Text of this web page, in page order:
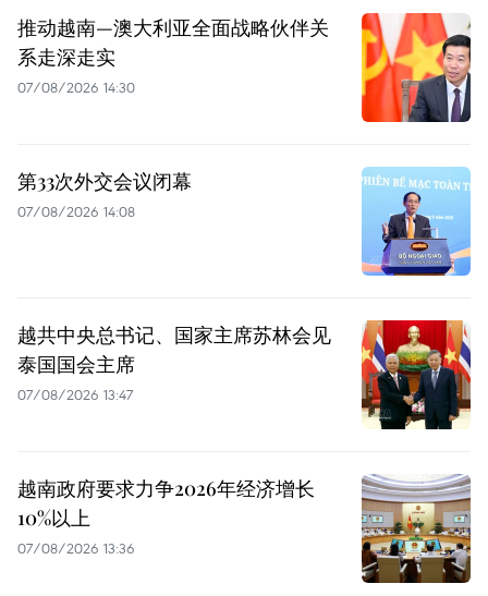
推动越南—澳大利亚全面战略伙伴关
系走深走实
07/08/2026 14:30
第33次外交会议闭幕
07/08/2026 14:08
越共中央总书记、国家主席苏林会见
泰国国会主席
07/08/2026 13:47
越南政府要求力争2026年经济增长
10%以上
07/08/2026 13:36